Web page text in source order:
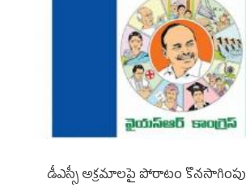
డీఎస్సీ అక్రమాలపై పోరాటం కొనసాగింపు